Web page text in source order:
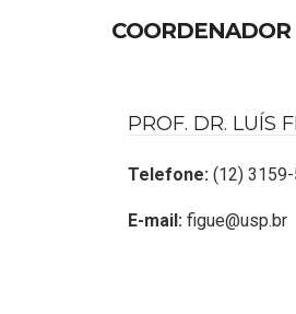
PROF. DR. LUÍS
Telefone: (12)
E-mail: figue@usp.br